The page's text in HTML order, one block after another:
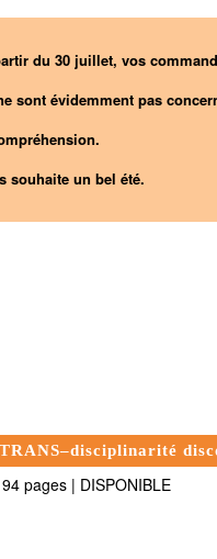
du 30 juillet, vos
sont évidemment pas
souhaite un bel été.
94 pages | DISPONIBLE